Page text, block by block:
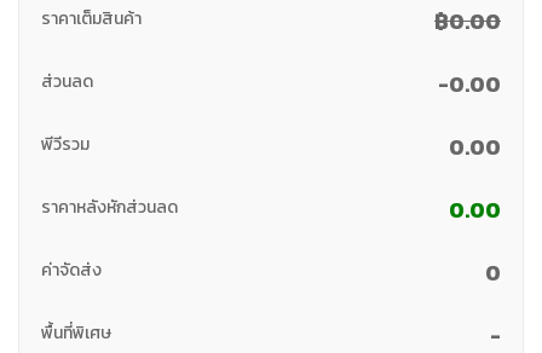
ราคาเต็มสินค้า ฿0.00
ส่วนลด -0.00
พีวีรวม 0.00
ราคาหลังหักส่วนลด 0.00
ค่าจัดส่ง 0
พื้นที่พิเศษ -